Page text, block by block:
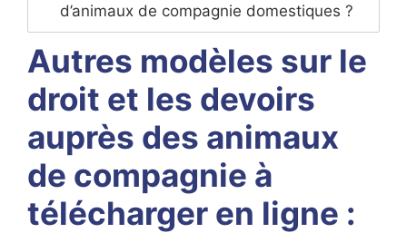
d’animaux de compagnie domestiques ?
Autres modèles sur le
droit et les devoirs
auprès des animaux
de compagnie à
télécharger en ligne :